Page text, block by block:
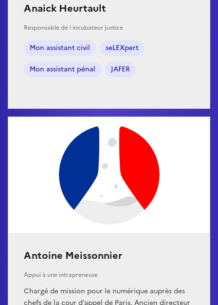
Anaick Heurtault
Responsable de l incubateur Justice
Mon assistant civil seLEXpert
Mon assistant pénal JAFER
Antoine Meissonnier
Appui à une intrapreneuse
Chargé de mission pour le numérique auprès des
chefs de la cour d’appel de Paris. Ancien directeur